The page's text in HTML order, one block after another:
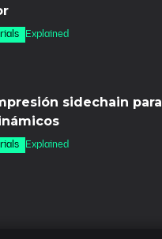
Explained
sidechain para
Explained